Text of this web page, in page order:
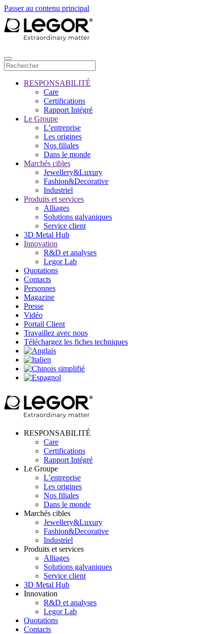
Passer au contenu principal
RESPONSABILITÉ
Care
Certifications
Rapport Intégré
Le Groupe
L’entreprise
Les origines
Nos filiales
Dans le monde
Marchés cibles
Jewellery&Luxury
Fashion&Decorative
Industriel
Produits et services
Alliages
Solutions galvaniques
Service client
3D Metal Hub
Innovation
R&D et analyses
Legor Lab
Quotations
Contacts
Personnes
Magazine
Presse
Vidéo
Portail Client
Travaillez avec nous
Téléchargez les fiches techniques
RESPONSABILITÉ
Care
Certifications
Rapport Intégré
Le Groupe
L’entreprise
Les origines
Nos filiales
Dans le monde
Marchés cibles
Jewellery&Luxury
Fashion&Decorative
Industriel
Produits et services
Alliages
Solutions galvaniques
Service client
3D Metal Hub
Innovation
R&D et analyses
Legor Lab
Quotations
Contacts